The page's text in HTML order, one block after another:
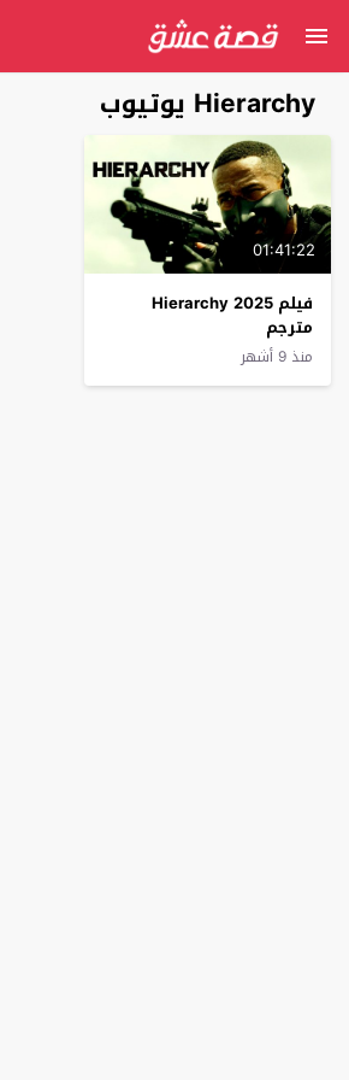
Hierarchy يوتيوب
01:41:22
فيلم Hierarchy 2025
مترجم
منذ 9 أشهر